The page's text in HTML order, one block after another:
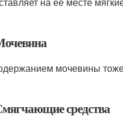
мочевины
средства